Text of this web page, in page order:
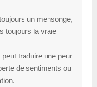
un mensonge,
toujours la vraie
traduire une peur
de sentiments ou